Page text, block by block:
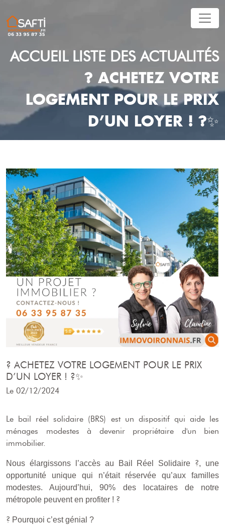
ACCUEIL LISTE DES ACTUALITÉS
? ACHETEZ VOTRE
LOGEMENT POUR LE PRIX
D’UN LOYER ! ?✨
? ACHETEZ VOTRE LOGEMENT POUR LE PRIX
D’UN LOYER ! ?✨
Le 02/12/2024
Le bail réel solidaire (BRS) est un dispositif qui aide les
ménages modestes à devenir propriétaire d'un bien
immobilier.
Nous élargissons l’accès au Bail Réel Solidaire ?, une
opportunité unique qui n’était réservée qu’aux familles
modestes. Aujourd’hui, 90% des locataires de notre
métropole peuvent en profiter ! ?
? Pourquoi c’est génial ?